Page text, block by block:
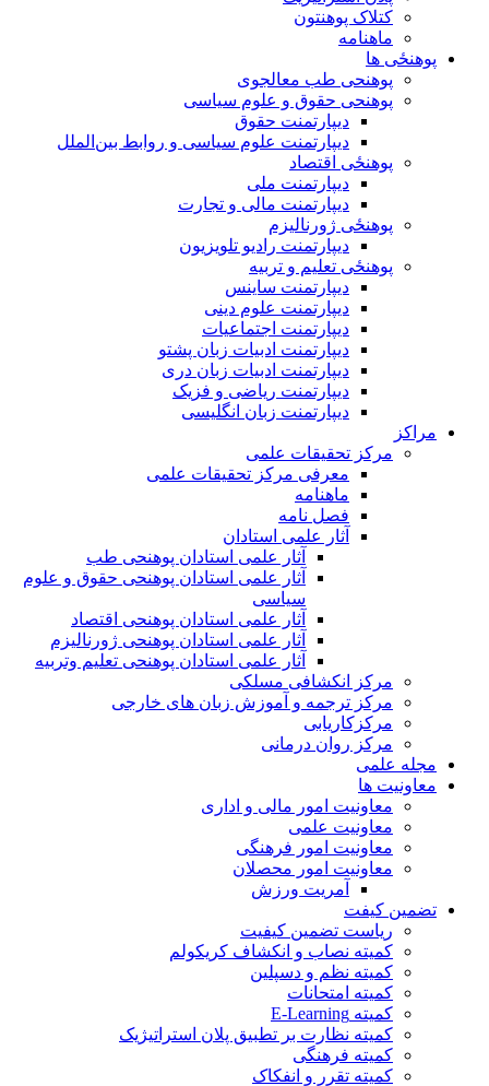
کتلاک پوهنتون
ماهنامه
پوهنځی ها
پوهنحی طب معالجوی
پوهنحی حقوق و علوم سیاسی
دیپارتمنت حقوق
دیپارتمنت علوم سیاسی و روابط بین‌الملل
پوهنځی اقتصاد
دیپارتمنت ملی
دیپارتمنت مالی و تجارت
پوهنځی ژورنالیزم
دیپارتمنت رادیو تلویزیون
پوهنځی تعلیم و تربیه
دیپارتمنت ساینس
دیپارتمنت علوم دینی
دیپارتمنت اجتماعیات
دیپارتمنت ادبیات زبان پشتو
دیپارتمنت ادبیات زبان دری
دیپارتمنت ریاضی و فزیک
دیپارتمنت زبان انگلیسی
مراکز
مرکز تحقیقات علمی
معرفی مرکز تحقیقات علمی
ماهنامه
فصل نامه
آثار علمی استادان
آثار علمی استادان پوهنحی طب
آثار علمی استادان پوهنحی حقوق و علوم
سیاسی
آثار علمی استادان پوهنحی اقتصاد
آثار علمی استادان پوهنحی ژورنالیزم
آثار علمی استادان پوهنحی تعلیم وتربیه
مرکز انکشافی مسلکی
مرکز ترجمه و آموزش زبان های خارجی
مرکزکاریابی
مرکز روان درمانی
مجله علمی
معاونیت ها
معاونیت امور مالی و اداری
معاونیت علمی
معاونیت امور فرهنگی
معاونیت امور محصلان
آمریت ورزش
تضمین کیفت
ریاست تضمین کیفیت
کمیته نصاب و انکشاف کریکولم
کمیته نظم و دسپلین
کمیته امتحانات
کمیته E-Learning
کمیته نظارت بر تطبیق پلان استراتیژیک
کمیته فرهنگی
کمیته تقرر و انفکاک